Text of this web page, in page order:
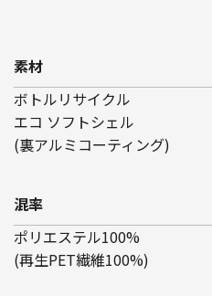
素材
ボトルリサイクル
エコ ソフトシェル
(裏アルミコーティング)
混率
ポリエステル100%
(再生PET繊維100%)